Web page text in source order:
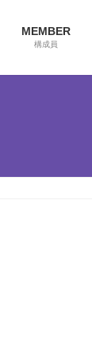
MEMBER
構成員